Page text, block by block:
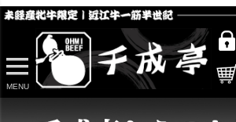
MENU